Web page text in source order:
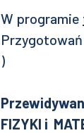
W programie
)
FIZYKI i